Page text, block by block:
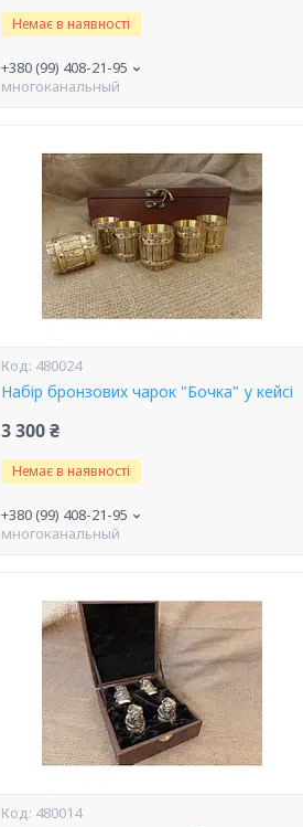
Немає в наявності
+380 (99) 408-21-95
многоканальный
480024
Набір бронзових чарок "Бочка" у кейсі
3 300 ₴
Немає в наявності
+380 (99) 408-21-95
многоканальный
480014